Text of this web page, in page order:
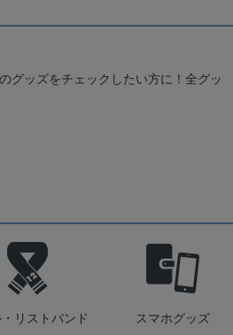
グッズをチェックしたい方に！全グッ
リストバンド スマホグッズ